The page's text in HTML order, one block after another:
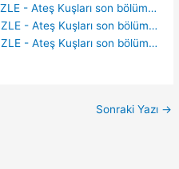
- Ateş Kuşları son bölüm…
- Ateş Kuşları son bölüm…
- Ateş Kuşları son bölüm…
Sonraki Yazı →